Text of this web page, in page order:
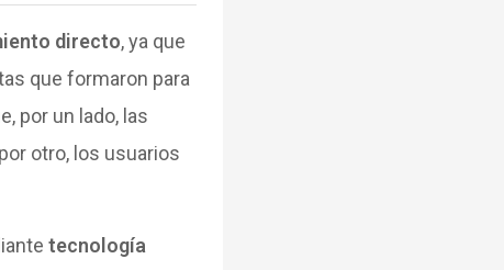
directo, ya que
que formaron para
por un lado, las
otro, los usuarios
tecnología